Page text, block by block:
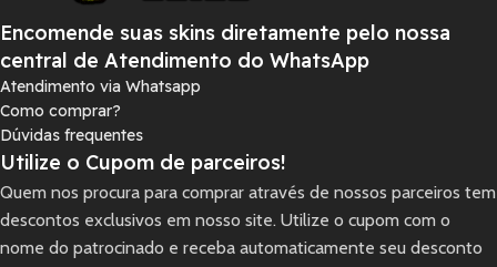
Encomende suas skins diretamente pelo nossa
central de Atendimento do WhatsApp
Atendimento via Whatsapp
Como comprar?
Dúvidas frequentes
Utilize o Cupom de parceiros!
Quem nos procura para comprar através de nossos parceiros tem
descontos exclusivos em nosso site. Utilize o cupom com o
nome do patrocinado e receba automaticamente seu desconto